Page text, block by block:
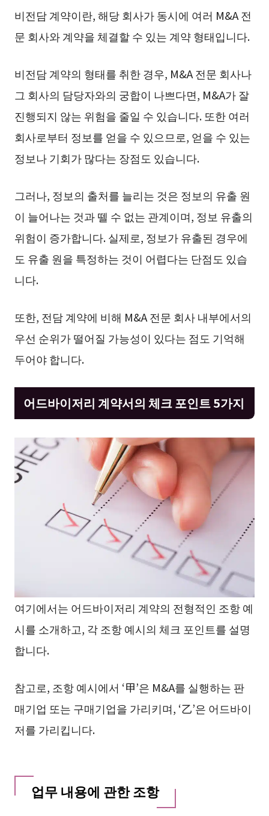
비전담 계약이란, 해당 회사가 동시에 여러 M&A 전
문 회사와 계약을 체결할 수 있는 계약 형태입니다.
비전담 계약의 형태를 취한 경우, M&A 전문 회사나
그 회사의 담당자와의 궁합이 나쁘다면, M&A가 잘
진행되지 않는 위험을 줄일 수 있습니다. 또한 여러
회사로부터 정보를 얻을 수 있으므로, 얻을 수 있는
정보나 기회가 많다는 장점도 있습니다.
그러나, 정보의 출처를 늘리는 것은 정보의 유출 원
이 늘어나는 것과 뗄 수 없는 관계이며, 정보 유출의
위험이 증가합니다. 실제로, 정보가 유출된 경우에
도 유출 원을 특정하는 것이 어렵다는 단점도 있습
니다.
또한, 전담 계약에 비해 M&A 전문 회사 내부에서의
우선 순위가 떨어질 가능성이 있다는 점도 기억해
두어야 합니다.
어드바이저리 계약서의 체크 포인트 5가지
여기에서는 어드바이저리 계약의 전형적인 조항 예
시를 소개하고, 각 조항 예시의 체크 포인트를 설명
합니다.
참고로, 조항 예시에서 ‘甲’은 M&A를 실행하는 판
매기업 또는 구매기업을 가리키며, ‘乙’은 어드바이
저를 가리킵니다.
업무 내용에 관한 조항